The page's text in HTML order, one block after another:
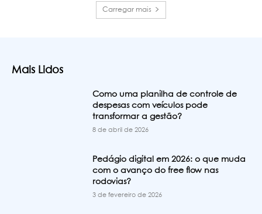
Carregar mais
Mais Lidos
Como uma planilha de controle de
despesas com veículos pode
transformar a gestão?
8 de abril de 2026
Pedágio digital em 2026: o que muda
com o avanço do free flow nas
rodovias?
3 de fevereiro de 2026